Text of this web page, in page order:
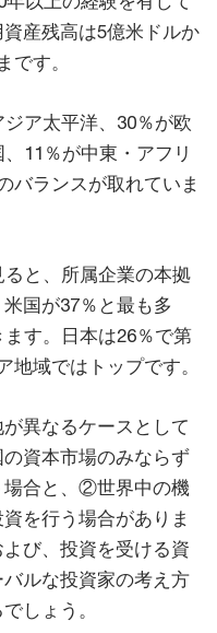
産残高は5億米ドルか
です。
ア太平洋、30％が欧
11％が中東・アフリ
バランスが取れていま
と、所属企業の本拠
国が37％と最も多
す。日本は26％で第
地域ではトップです。
異なるケースとして
資本市場のみならず
場合と、②世界中の機
を行う場合がありま
び、投資を受ける資
ルな投資家の考え方
しょう。